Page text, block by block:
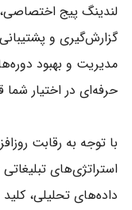
لندینگ پیج
گزارش‌گیری و
مدیریت و بهبود
حرفه‌ای در اختیار شما
با توجه به رقابت
استراتژی‌های
داده‌های تحلیلی،